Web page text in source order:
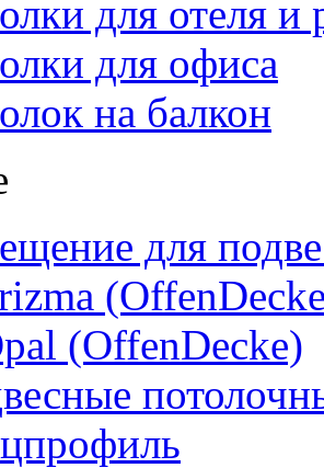
для отеля и
для офиса
на балкон
для
(OffenDecke)